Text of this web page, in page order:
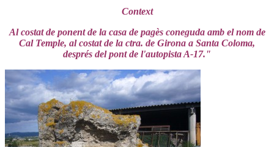
Context
Al costat de ponent de la casa de pagès coneguda amb el nom de
Cal Temple, al costat de la ctra. de Girona a Santa Coloma,
després del pont de l'autopista A-17."